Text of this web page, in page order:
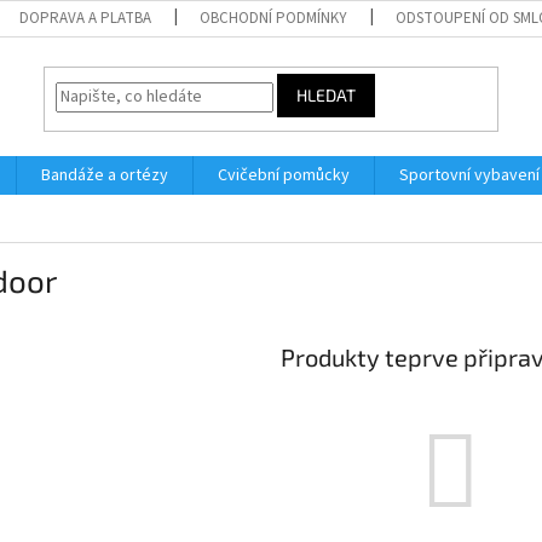
DOPRAVA A PLATBA OBCHODNÍ PODMÍNKY ODSTOUPENÍ OD
HLEDAT
Bandáže a ortézy Cvičební pomůcky Sportovní vybavení
Produkty teprve